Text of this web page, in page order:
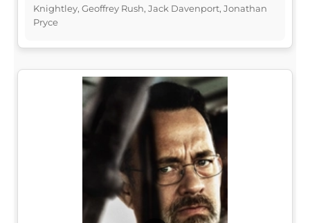
Knightley, Geoffrey Rush, Jack Davenport, Jonathan
Pryce